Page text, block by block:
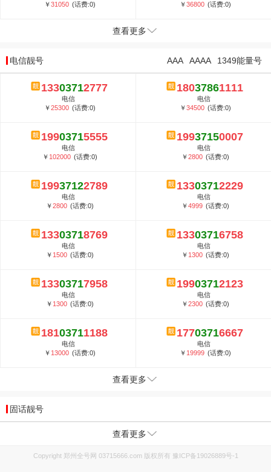
￥31050 (话费:0)
￥36800 (话费:0)
查看更多
电信靓号 1349能量号
AAAA
AAA
13303712777
电信
￥25300 (话费:0)
18037861111
电信
￥34500 (话费:0)
19903715555
电信
￥ 102000 (话费:0)
19937150007
电信
￥2800 (话费:0)
19937122789
电信
￥2800 (话费:0)
13303712229
电信
￥4999 (话费:0)
13303718769
电信
￥ 1500 (话费:0)
13303716758
电信
￥ 1300 (话费:0)
13303717958
电信
￥ 1300 (话费:0)
19903712123
电信
￥2300 (话费:0)
18103711188
电信
￥ 13000 (话费:0)
17703716667
电信
￥ 19999 (话费:0)
查看更多
固话靓号
查看更多
Copyright 郑州全号网 03715666.com 版权所有 豫ICP备19026889号-1